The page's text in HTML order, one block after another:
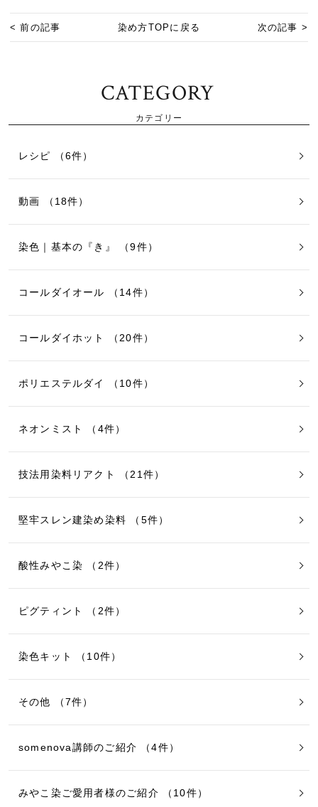
< 前の記事 染め方TOPに戻る 次の記事 >
CATEGORY
カテゴリー
レシピ （6件）
動画 （18件）
染色｜基本の『き』 （9件）
コールダイオール （14件）
コールダイホット （20件）
ポリエステルダイ （10件）
ネオンミスト （4件）
技法用染料リアクト （21件）
堅牢スレン建染め染料 （5件）
酸性みやこ染 （2件）
ピグティント （2件）
染色キット （10件）
その他 （7件）
somenova講師のご紹介 （4件）
みやこ染ご愛用者様のご紹介 （10件）